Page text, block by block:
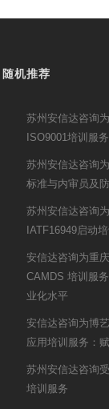
随机推荐
苏州安信达咨询
ISO9001培训服务
苏州安信达咨询
标准与内审员及
苏州安信达咨询
IATF16949启动
安信达咨询为重
CAMDS 培训服
业化水平
安信达咨询为博
应用培训服务：
苏州安信达咨询
培训服务